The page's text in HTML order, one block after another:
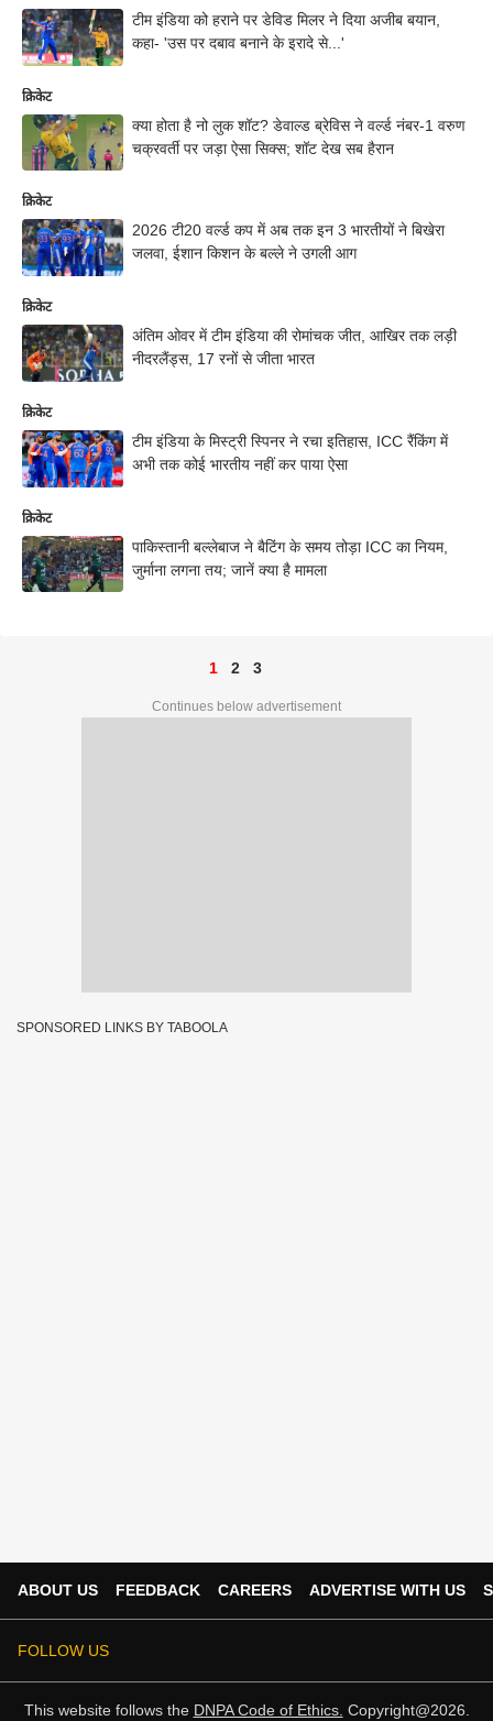
टीम इंडिया को हराने पर डेविड मिलर ने दिया अजीब बयान,
कहा- 'उस पर दबाव बनाने के इरादे से...'
क्रिकेट
क्या होता है नो लुक शॉट? डेवाल्ड ब्रेविस ने वर्ल्ड नंबर-1 वरुण
चक्रवर्ती पर जड़ा ऐसा सिक्स; शॉट देख सब हैरान
क्रिकेट
2026 टी20 वर्ल्ड कप में अब तक इन 3 भारतीयों ने बिखेरा
जलवा, ईशान किशन के बल्ले ने उगली आग
क्रिकेट
अंतिम ओवर में टीम इंडिया की रोमांचक जीत, आखिर तक लड़ी
नीदरलैंड्स, 17 रनों से जीता भारत
क्रिकेट
टीम इंडिया के मिस्ट्री स्पिनर ने रचा इतिहास, ICC रैंकिंग में
अभी तक कोई भारतीय नहीं कर पाया ऐसा
क्रिकेट
पाकिस्तानी बल्लेबाज ने बैटिंग के समय तोड़ा ICC का नियम,
जुर्माना लगना तय; जानें क्या है मामला
1 2 3
Continues below advertisement
SPONSORED LINKS BY TABOOLA
ABOUT US FEEDBACK CAREERS ADVERTISE WITH US
FOLLOW US
This website follows the DNPA Code of Ethics. Copyright@2026.